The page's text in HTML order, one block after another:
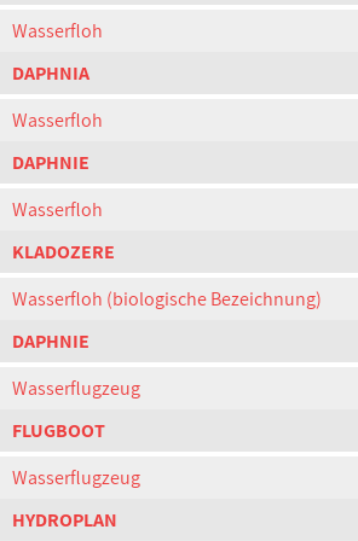
Wasserfloh
DAPHNIA
Wasserfloh
DAPHNIE
Wasserfloh
KLADOZERE
Wasserfloh (biologische Bezeichnung)
DAPHNIE
Wasserflugzeug
FLUGBOOT
Wasserflugzeug
HYDROPLAN